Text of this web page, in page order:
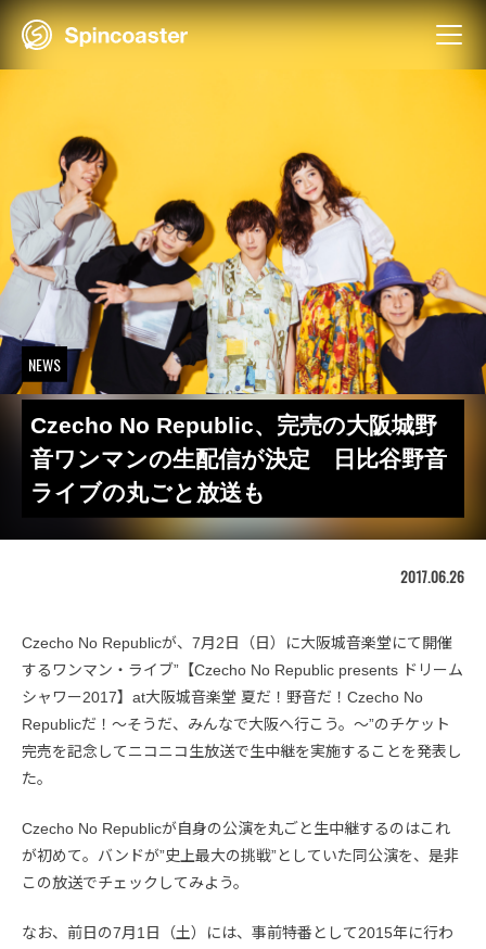
Skip
NEWS
Czecho No Republic、完売の大阪城野
音ワンマンの生配信が決定 日比谷野音
ライブの丸ごと放送も
2017.06.26
Czecho No Republicが、7月2日（日）に大阪城音楽堂にて開催
するワンマン・ライブ”【Czecho No Republic presents ドリーム
シャワー2017】at大阪城音楽堂 夏だ！野音だ！Czecho No
Republicだ！～そうだ、みんなで大阪へ行こう。～”の​​チケット
完売を​記念して​ニコニコ生放送で生中継を実施することを発表し
た。
Czecho No Republicが自身の公演を丸ごと生中継するのはこれ
が初めて。バンドが”史上最大の挑戦”としていた同公演を、是非
この放送でチェックしてみよう。
なお、前日の7月1日（土）には、事前特番として2015年に行わ